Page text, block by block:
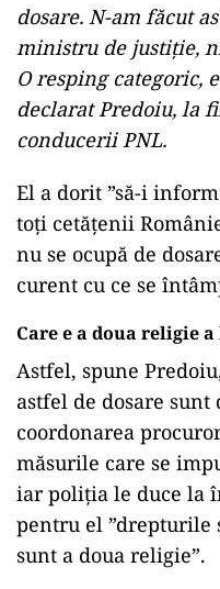
dosare. N-am făcut
ministru de justiție,
O resping categoric,
declarat Predoiu, la
conducerii PNL.
El a dorit ”să-i
toţi cetăţenii
nu se ocupă de
curent cu ce se
Care e a doua religie
Astfel, spune
astfel de dosare sunt
coordonarea
măsurile care se
iar poliţia le duce la
pentru el ”drepturile
sunt a doua religie”.